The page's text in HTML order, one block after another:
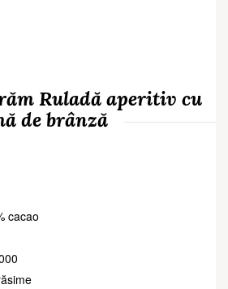
Ruladă aperitiv cu
de brânză
cacao